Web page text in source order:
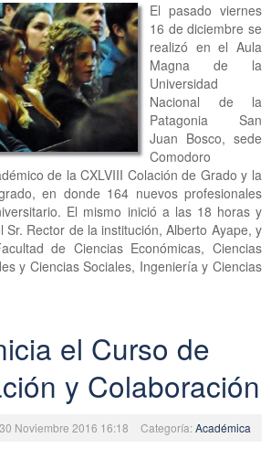
El pasado viernes
16 de diciembre se
realizó en el Aula
Magna de la
Universidad
Nacional de la
Patagonia San
Juan Bosco, sede
Comodoro
de la CXLVIII Colación de Grado y la
en donde 164 nuevos profesionales
El mismo inició a las 18 horas y
Sr. Rector de la institución, Alberto Ayape, y
de Ciencias Económicas, Ciencias
y Ciencias Sociales, Ingeniería y Ciencias
el Curso de
y Colaboración
Noviembre 2016 16:18 Categoría:Académica